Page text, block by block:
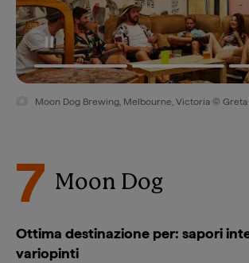
Moon Dog Brewing, Melbourne, Victoria ©
7 Moon Dog
Ottima destinazione per: sapori
variopinti